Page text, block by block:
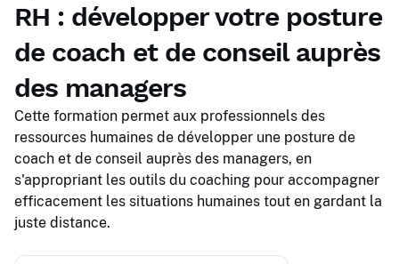
RH : développer votre posture
de coach et de conseil auprès
des managers
Cette formation permet aux professionnels des
ressources humaines de développer une posture de
coach et de conseil auprès des managers, en
s'appropriant les outils du coaching pour accompagner
efficacement les situations humaines tout en gardant la
juste distance.